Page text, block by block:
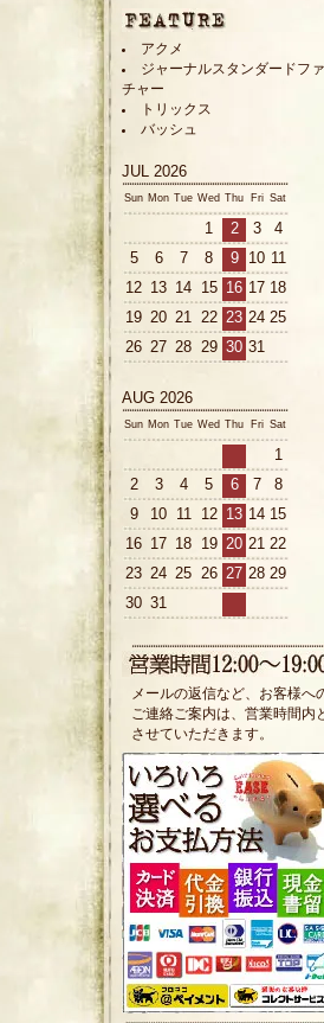
アクメ
ジャーナルスタンダードフ
チャー
トリックス
バッシュ
JUL 2026
Sun Mon Tue Wed Thu Fri Sat
1 2 3
4
5
6 7 8 9 10 11
12 13 14 15 16 17 18
19 20 21 22 23 24 25
26 27 28 29 30 31
AUG 2026
Sun Mon Tue Wed Thu Fri Sat
1
2
3 4 5 6 7
8
9
10 11 12 13 14 15
16 17 18 19 20 21 22
23 24 25 26 27 28 29
30 31
メールの返信など、お客様へ
ご連絡ご案内は、営業時間内
させていただきます。